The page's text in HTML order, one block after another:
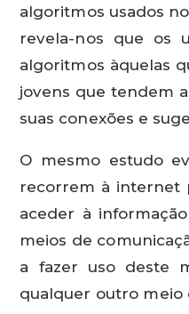
algoritmos usados
revela-nos que os
algoritmos àquelas
jovens que tendem
suas conexões e
O mesmo estudo
recorrem à internet
aceder à
meios de
a fazer uso deste
qualquer outro meio